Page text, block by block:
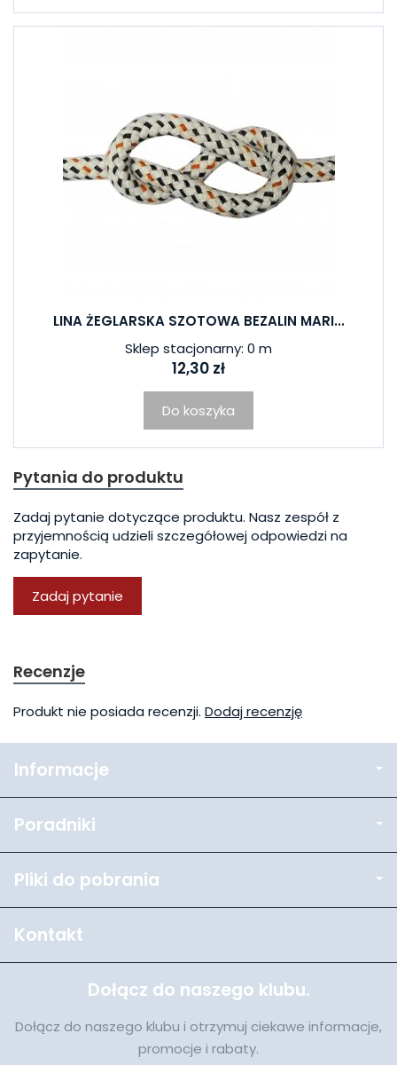
LINA ŻEGLARSKA SZOTOWA BEZALIN MARI...
Sklep stacjonarny: 0 m
12,30 zł
Do koszyka
Pytania do produktu
Zadaj pytanie dotyczące produktu. Nasz zespół z
przyjemnością udzieli szczegółowej odpowiedzi na
zapytanie.
Zadaj pytanie
Recenzje
Produkt nie posiada recenzji. Dodaj recenzję
Informacje
Poradniki
Pliki do pobrania
Kontakt
Dołącz do naszego klubu.
Dołącz do naszego klubu i otrzymuj ciekawe informacje,
promocje i rabaty.